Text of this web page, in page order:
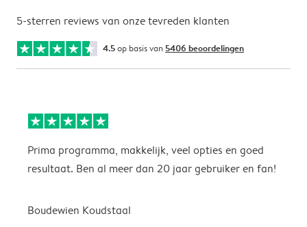
5-sterren reviews van onze tevreden klanten
4.5op basis van 5406 beoordelingen
Prima programma, makkelijk, veel opties en goed
resultaat. Ben al meer dan 20 jaar gebruiker en fan!
Boudewien Koudstaal